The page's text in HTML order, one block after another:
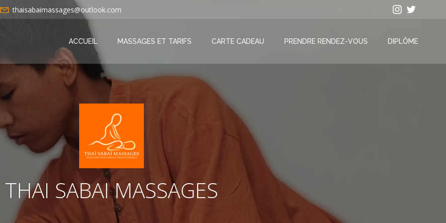
thaisabaimassages@outlook.com
ACCUEIL MASSAGES ET TARIFS CARTE CADEAU PRENDRE RENDEZ-VOUS DIPLÔME
THAI SABAI MASSAGES